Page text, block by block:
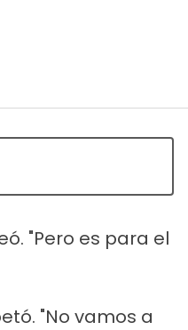
"Pero es para el
"No vamos a